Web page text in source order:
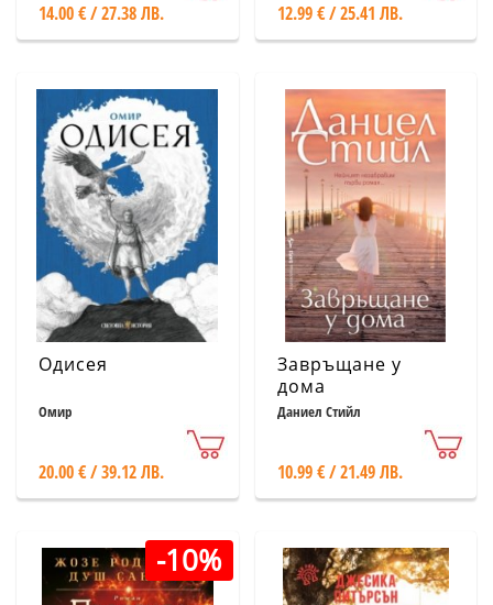
14.00 € / 27.38 ЛВ. 12.99 € / 25.41 ЛВ.
Одисея
Омир
20.00 € / 39.12 ЛВ.
Завръщане у
дома
Даниел Стийл
10.99 € / 21.49 ЛВ.
-10%